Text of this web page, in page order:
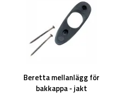
Beretta mellanlägg för
bakkappa - jakt